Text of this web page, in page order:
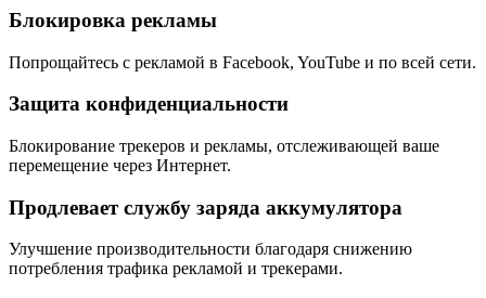
Блокировка рекламы
Попрощайтесь с рекламой в Facebook, YouTube и по всей сети.
Защита конфиденциальности
Блокирование трекеров и рекламы, отслеживающей ваше
перемещение через Интернет.
Продлевает службу заряда аккумулятора
Улучшение производительности благодаря снижению
потребления трафика рекламой и трекерами.